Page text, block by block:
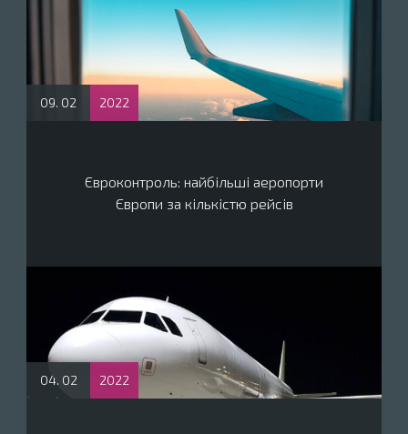
09. 02 2022
Євроконтроль: найбільші аеропорти
Європи за кількістю рейсів
04. 02 2022